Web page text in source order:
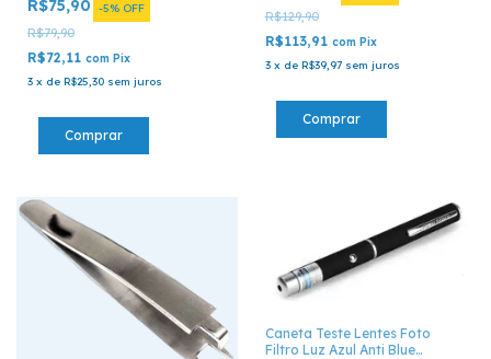
R$75,90 -5% OFF
R$79,90
R$72,11 com Pix
3 x de R$25,30 sem juros
R$129,90
R$113,91 com Pix
3 x de R$39,97 sem juros
Caneta Teste Lentes Foto
Filtro Luz Azul Anti Blue